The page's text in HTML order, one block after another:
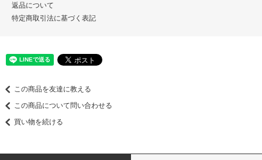
返品について
特定商取引法に基づく表記
この商品を友達に教える
この商品について問い合わせる
買い物を続ける